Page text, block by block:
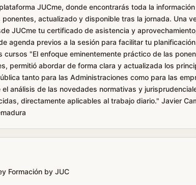
JUCme, donde encontrarás toda la
ponentes, actualizado y disponible tras la jornada. Una
JUCme tu certificado de asistencia y
agenda previos a la sesión para facilitar tu
cursos "El enfoque eminentemente práctico de las
permitió abordar de forma clara y actualizada los
tanto para las Administraciones como para las
análisis de las novedades normativas y
directamente aplicables al trabajo diario." Javier
Formación by JUC